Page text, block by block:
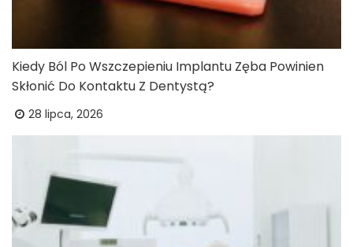
Kiedy Ból Po Wszczepieniu Implantu Zęba Powinien
Skłonić Do Kontaktu Z Dentystą?
28 lipca, 2026